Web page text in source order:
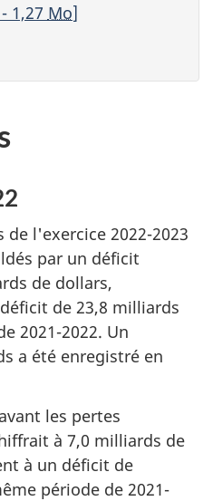
1,27 Mo]
l'exercice 2022-2023
par un déficit
de dollars,
de 23,8 milliards
2021-2022. Un
a été enregistré en
les pertes
à 7,0 milliards de
à un déficit de
période de 2021-